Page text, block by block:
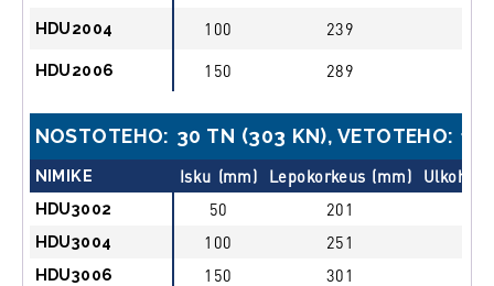
HDU2004 100 239
HDU2006 150 289
NOSTOTEHO: 30 TN (303 KN), VETOTEHO: 17
NIMIKE Isku (mm) Lepokorkeus (mm)
HDU3002 50 201
HDU3004 100 251
HDU3006 150 301